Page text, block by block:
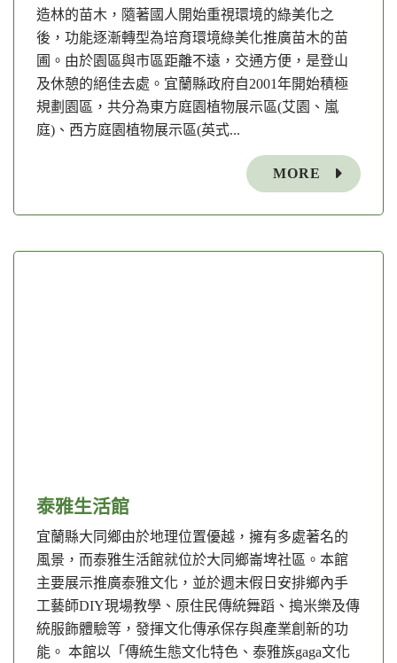
造林的苗木，隨著國人開始重視環境的綠美化之
後，功能逐漸轉型為培育環境綠美化推廣苗木的苗
圃。由於園區與市區距離不遠，交通方便，是登山
及休憩的絕佳去處。宜蘭縣政府自2001年開始積極
規劃園區，共分為東方庭園植物展示區(艾園、嵐
庭)、西方庭園植物展示區(英式...
MORE
泰雅生活館
宜蘭縣大同鄉由於地理位置優越，擁有多處著名的
風景，而泰雅生活館就位於大同鄉崙埤社區。本館
主要展示推廣泰雅文化，並於週末假日安排鄉內手
工藝師DIY現場教學、原住民傳統舞蹈、搗米樂及傳
統服飾體驗等，發揮文化傳承保存與產業創新的功
能。 本館以「傳統生態文化特色、泰雅族gaga文化